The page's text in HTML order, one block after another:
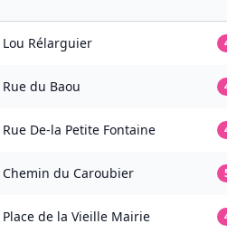
Lou Rélarguier
Rue du Baou
Rue De-la Petite Fontaine
Chemin du Caroubier
Place de la Vieille Mairie